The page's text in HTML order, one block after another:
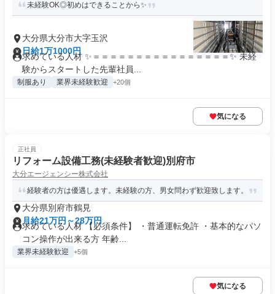
未経験OK◎初めはできることから✨
大分県大分市大字玉沢
日給1万1000円
求めている人材 ✨＝＝＝＝＝＝＝＝＝＝＝＝＝＝＝＝✨ 未経
験からスタートした先輩社員...
制服あり 業界未経験歓迎 +20個
気になる
正社員
リフォーム設備工務(未経験者歓迎)別府市
大分エージェンシー株式会社
経験者の方は優遇します。未経験の方、男女問わず歓迎致します。
大分県別府市鶴見
月給21万円～28万円
求めている人材 【必須条件】 ・普通運転免許 ・基本的なパソ
コン操作が出来る方 年齢...
業界未経験歓迎 +5個
気になる